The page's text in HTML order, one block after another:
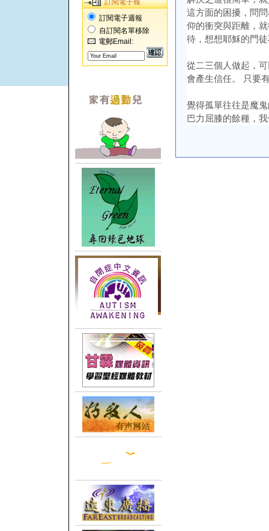
訂閱電子報
訂閱電子週報
自訂閱名單移除
電郵Email:
這方面的困擾，問
仰的衝突與距離，
待，想想耶穌的門
從二三個人做起，
會產生信任。 只要
覺得孤單往往是魔
巴力屈膝的餘種，